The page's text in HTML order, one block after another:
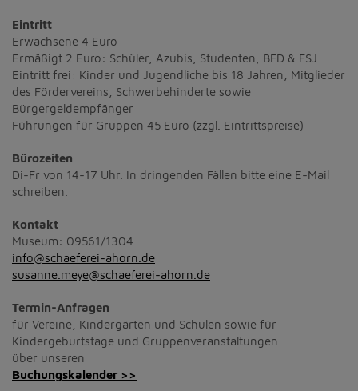
Eintritt
Erwachsene 4 Euro
Ermäßigt 2 Euro: Schüler, Azubis, Studenten, BFD & FSJ
Eintritt frei: Kinder und Jugendliche bis 18 Jahren, Mitglieder
des Fördervereins, Schwerbehinderte sowie
Bürgergeldempfänger
Führungen für Gruppen 45 Euro (zzgl. Eintrittspreise)
Bürozeiten
Di-Fr von 14-17 Uhr. In dringenden Fällen bitte eine E-Mail
schreiben.
Kontakt
Museum: 09561/1304
info@schaeferei-ahorn.de
susanne.meye@schaeferei-ahorn.de
Termin-Anfragen
für Vereine, Kindergärten und Schulen sowie für
Kindergeburtstage und Gruppenveranstaltungen
über unseren
Buchungskalender >>